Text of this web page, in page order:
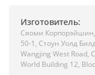
Изготовитель:
Сяоми Корпорэйшин,
50-1, Стоун Уолд
Wangjing West Road,
World Building 12,